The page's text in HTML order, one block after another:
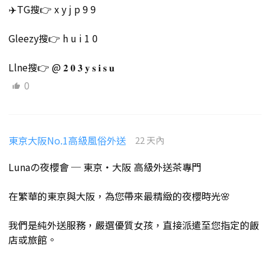
✈️TG搜👉 x y j p 9 9
Gleezy搜👉 h u i 1 0
Llne搜👉 @ 𝟐 𝟎 𝟑 𝐲 𝐬 𝐢 𝐬 𝐮
0
東京大阪No.1高級風俗外送 22 天內
Lunaの夜櫻會 ─ 東京・大阪 高級外送茶專門
在繁華的東京與大阪，為您帶來最精緻的夜櫻時光🌸
我們是純外送服務，嚴選優質女孩，直接派遣至您指定的飯
店或旅館。